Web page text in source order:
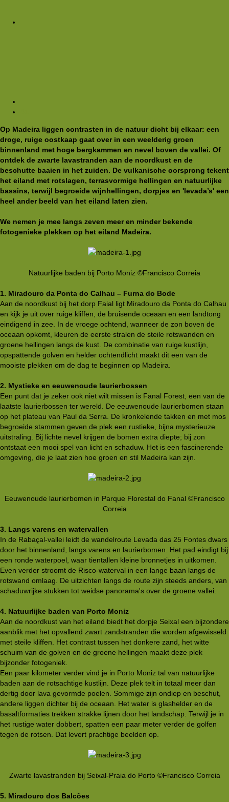
Op Madeira liggen contrasten in de natuur dicht bij elkaar: een
droge, ruige oostkaap gaat over in een weelderig groen
binnenland met hoge bergkammen en nevel boven de vallei. Of
ontdek de zwarte lavastranden aan de noordkust en de
beschutte baaien in het zuiden. De vulkanische oorsprong tekent
het eiland met rotslagen, terrasvormige hellingen en natuurlijke
bassins, terwijl begroeide wijnhellingen, dorpjes en 'levada’s' een
heel ander beeld van het eiland laten zien.
We nemen je mee langs zeven meer en minder bekende
fotogenieke plekken op het eiland Madeira.
Natuurlijke baden bij Porto Moniz ©Francisco Correia​
1. Miradouro da Ponta do Calhau – Furna do Bode
Aan de noordkust bij het dorp Faial ligt Miradouro da Ponta do Calhau
en kijk je uit over ruige kliffen, de bruisende oceaan en een landtong
eindigend in zee. In de vroege ochtend, wanneer de zon boven de
oceaan opkomt, kleuren de eerste stralen de steile rotswanden en
groene hellingen langs de kust. De combinatie van ruige kustlijn,
opspattende golven en helder ochtendlicht maakt dit een van de
mooiste plekken om de dag te beginnen op Madeira.
2. Mystieke en eeuwenoude laurierbossen
Een punt dat je zeker ook niet wilt missen is Fanal Forest, een van de
laatste laurierbossen ter wereld. De eeuwenoude laurierbomen staan
op het plateau van Paul da Serra. De kronkelende takken en met mos
begroeide stammen geven de plek een rustieke, bijna mysterieuze
uitstraling. Bij lichte nevel krijgen de bomen extra diepte; bij zon
ontstaat een mooi spel van licht en schaduw. Het is een fascinerende
omgeving, die je laat zien hoe groen en stil Madeira kan zijn.
Eeuwenoude laurierbomen in Parque Florestal do Fanal ©Francisco
Correia​
3. Langs varens en watervallen
In de Rabaçal-vallei leidt de wandelroute Levada das 25 Fontes dwars
door het binnenland, langs varens en laurierbomen. Het pad eindigt bij
een ronde waterpoel, waar tientallen kleine bronnetjes in uitkomen.
Even verder stroomt de Risco-waterval in een lange baan langs de
rotswand omlaag. De uitzichten langs de route zijn steeds anders, van
schaduwrijke stukken tot weidse panorama's over de groene vallei.
4. Natuurlijke baden van Porto Moniz
Aan de noordkust van het eiland biedt het dorpje Seixal een bijzondere
aanblik met het opvallend zwart zandstranden die worden afgewisseld
met steile kliffen. Het contrast tussen het donkere zand, het witte
schuim van de golven en de groene hellingen maakt deze plek
bijzonder fotogeniek.
Een paar kilometer verder vind je in Porto Moniz tal van natuurlijke
baden aan de rotsachtige kustlijn. Deze plek telt in totaal meer dan
dertig door lava gevormde poelen. Sommige zijn ondiep en beschut,
andere liggen dichter bij de oceaan. Het water is glashelder en de
basaltformaties trekken strakke lijnen door het landschap. Terwijl je in
het rustige water dobbert, spatten een paar meter verder de golfen
tegen de rotsen. Dat levert prachtige beelden op.
Zwarte lavastranden bij Seixal-Praia do Porto ©Francisco Correia​
5. Miradouro dos Balcões